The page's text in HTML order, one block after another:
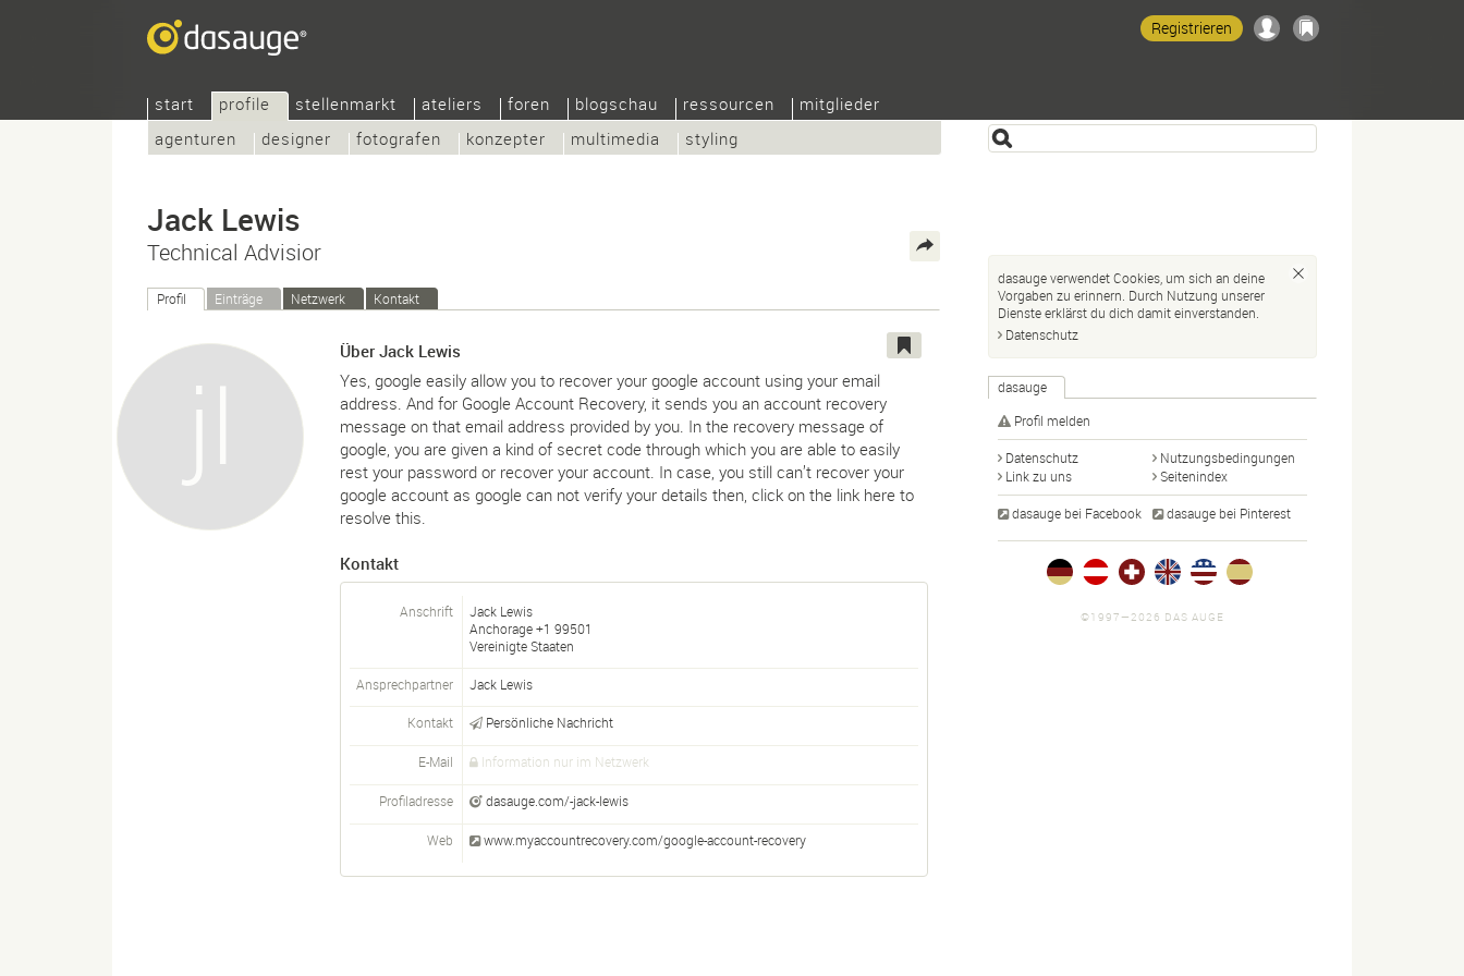
start
profile
agenturen
designer fotografen konzepter multimedia styling
stellenmarkt ateliers foren blogschau ressourcen mitglieder
Registrieren
Jack Lewis
Technical Advisior
Profil Einträge Netzwerk Kontakt
Über Jack Lewis
Yes, google easily allow you to recover your google account using your email
address. And for Google Account Recovery, it sends you an account recovery
message on that email address provided by you. In the recovery message of
google, you are given a kind of secret code through which you are able to easily
rest your password or recover your account. In case, you still can’t recover your
google account as google can not verify your details then, click on the link here to
resolve this.
Kontakt
Anschrift
Jack Lewis
Anchorage+1 99501
Vereinigte Staaten
Ansprechpartner Jack Lewis
Kontakt Persönliche Nachricht
E-Mail Information nur im Netzwerk
Profiladresse dasauge.com/-jack-lewis
Web www.myaccountrecovery.com/google-account-recovery
dasauge verwendet Cookies, um sich an deine
Vorgaben zu erinnern. Durch Nutzung unserer
Dienste erklärst du dich damit einverstanden.
Datenschutz
dasauge
Profil melden
Datenschutz
Nutzungsbedingungen
Link zu uns
Seitenindex
dasauge bei Facebook dasauge bei Pinterest
©1997—2026 DAS AUGE